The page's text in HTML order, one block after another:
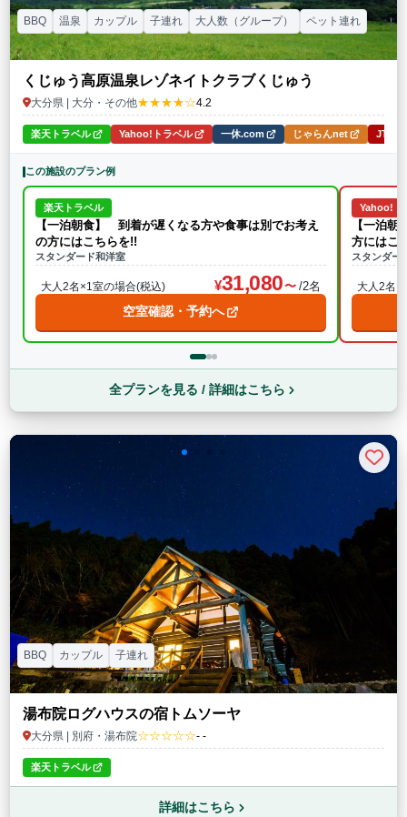
くじゅう高原温泉レゾネイトクラブくじゅう
大分県 | 大分・その他★★★★☆4.2
BBQ 温泉 カップル 子連れ 大人数（グループ） ペット連れ
楽天トラベル Yahoo!トラベル 一休.com じゃらんnet JTB
この施設のプラン例
楽天トラベル
【一泊朝食】 到着が遅くなる方や食事は別でお考え
の方にはこちらを!!
スタンダード和洋室
大人2名×1室の場合(税込) 31,080 /2名
空室確認・予約へ
Yahoo!ト
【一泊
方にはこ
スタンダー
大人2名
全プランを見る / 詳細はこちら
湯布院ログハウスの宿トムソーヤ
大分県 | 別府・湯布院☆☆☆☆☆- -
BBQ カップル 子連れ
楽天トラベル
詳細はこちら